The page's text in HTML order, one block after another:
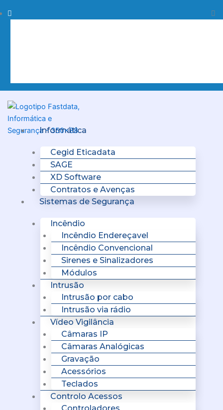
to
Procurar
Informática
Cegid Eticadata
SAGE
XD Software
Contratos e Avenças
Sistemas de Segurança
Incêndio
Incêndio Endereçavel
Incêndio Convencional
Sirenes e Sinalizadores
Módulos
Intrusão
Intrusão por cabo
Intrusão via rádio
Vídeo Vigilância
Câmaras IP
Câmaras Analógicas
Gravação
Acessórios
Teclados
Controlo Acessos
Menu